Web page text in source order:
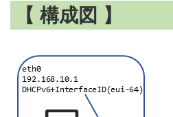
【 構成図 】